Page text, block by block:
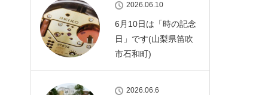
2026.06.10
6月10日は「時の記念
日」です(山梨県笛吹
市石和町)
2026.06.6